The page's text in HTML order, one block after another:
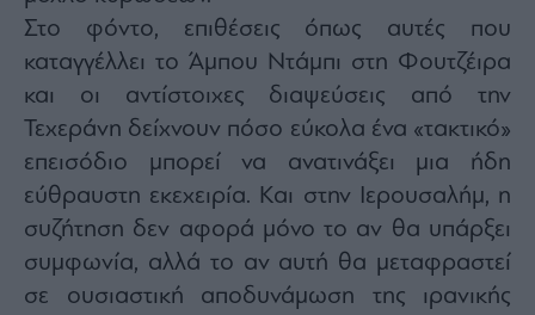
Στο φόντο, επιθέσεις όπως αυτές που
καταγγέλλει το Άμπου Ντάμπι στη Φουτζέιρα
και οι αντίστοιχες διαψεύσεις από την
Τεχεράνη δείχνουν πόσο εύκολα ένα «τακτικό»
επεισόδιο μπορεί να ανατινάξει μια ήδη
εύθραυστη εκεχειρία. Και στην Ιερουσαλήμ, η
συζήτηση δεν αφορά μόνο το αν θα υπάρξει
συμφωνία, αλλά το αν αυτή θα μεταφραστεί
σε ουσιαστική αποδυνάμωση της ιρανικής